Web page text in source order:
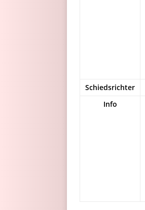
Schiedsrichter
Info